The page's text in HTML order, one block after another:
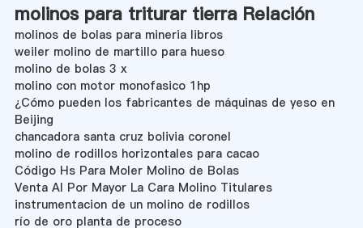
molinos para triturar tierra Relación
molinos de bolas para mineria libros
weiler molino de martillo para hueso
molino de bolas 3 x
molino con motor monofasico 1hp
¿Cómo pueden los fabricantes de máquinas de yeso en
Beijing
chancadora santa cruz bolivia coronel
molino de rodillos horizontales para cacao
Código Hs Para Moler Molino de Bolas
Venta Al Por Mayor La Cara Molino Titulares
instrumentacion de un molino de rodillos
río de oro planta de proceso